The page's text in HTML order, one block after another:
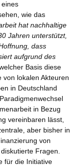
eines
wie das
hat nachhaltige
Jahren unterstützt,
dass
aufgrund des
Basis diese
von lokalen Akteuren
in Deutschland
in Bezug
vereinbaren lässt,
aber bisher in
von
Fragen.
für die Initiative